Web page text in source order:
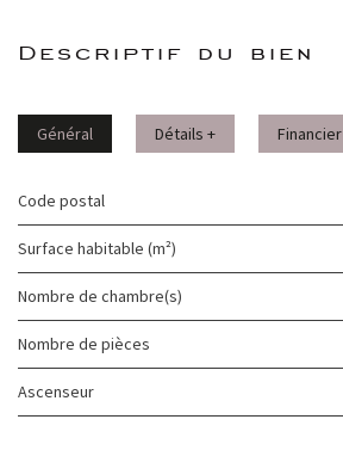
descriptif du bien
Général Détails + Financier
Code postal
Surface habitable (m²)
Nombre de chambre(s)
Nombre de pièces
Ascenseur